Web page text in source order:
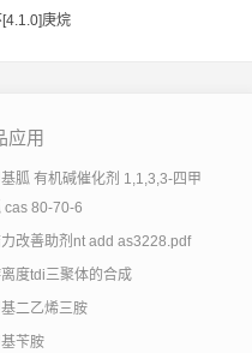
庚烷
应用
基胍 有机碱催化剂 1,1,3,3-四甲
cas 80-70-6
改善助剂nt add as3228.pdf
度tdi三聚体的合成
二乙烯三胺
苄胺